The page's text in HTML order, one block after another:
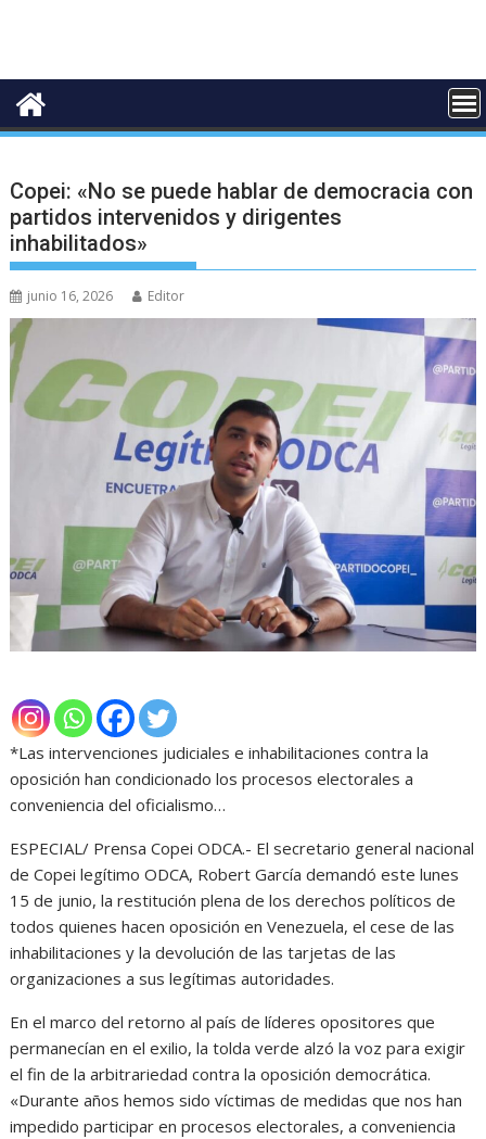
Copei: «No se puede hablar de democracia con
partidos intervenidos y dirigentes
inhabilitados»
junio 16, 2026 Editor
*Las intervenciones judiciales e inhabilitaciones contra la
oposición han condicionado los procesos electorales a
conveniencia del oficialismo…
ESPECIAL/ Prensa Copei ODCA.- El secretario general nacional
de Copei legítimo ODCA, Robert García demandó este lunes
15 de junio, la restitución plena de los derechos políticos de
todos quienes hacen oposición en Venezuela, el cese de las
inhabilitaciones y la devolución de las tarjetas de las
organizaciones a sus legítimas autoridades.
En el marco del retorno al país de líderes opositores que
permanecían en el exilio, la tolda verde alzó la voz para exigir
el fin de la arbitrariedad contra la oposición democrática.
«Durante años hemos sido víctimas de medidas que nos han
impedido participar en procesos electorales, a conveniencia